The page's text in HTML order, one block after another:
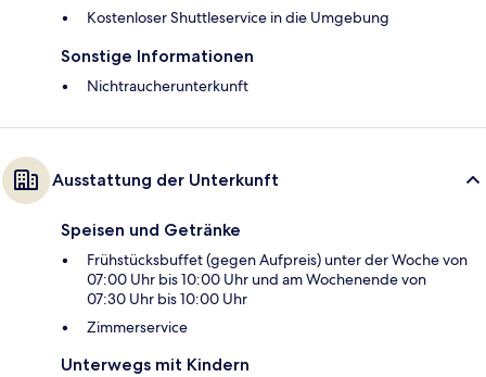
Kostenloser Shuttleservice in die Umgebung
Sonstige Informationen
Nichtraucherunterkunft
Ausstattung der Unterkunft
Speisen und Getränke
Frühstücksbuffet (gegen Aufpreis) unter der Woche von
07:00 Uhr bis 10:00 Uhr und am Wochenende von
07:30 Uhr bis 10:00 Uhr
Zimmerservice
Unterwegs mit Kindern